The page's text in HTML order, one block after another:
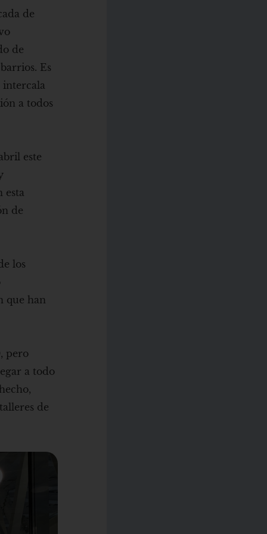
de
de
Es
intercala
a todos
este
esta
de
los
que han
pero
a todo
de